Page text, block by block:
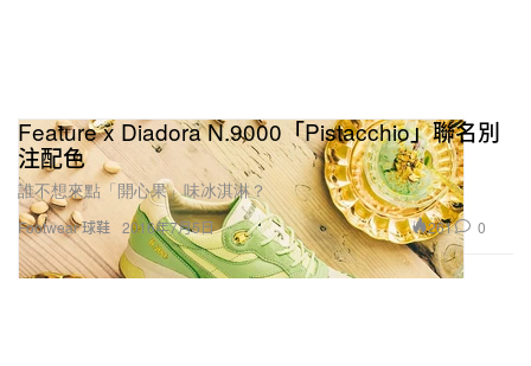
Footwear 球鞋
Feature x Diadora N.9000「Pistacchio」聯名別
注配色
誰不想來點「開心果」味冰淇淋？
2016年7月5日 261 0